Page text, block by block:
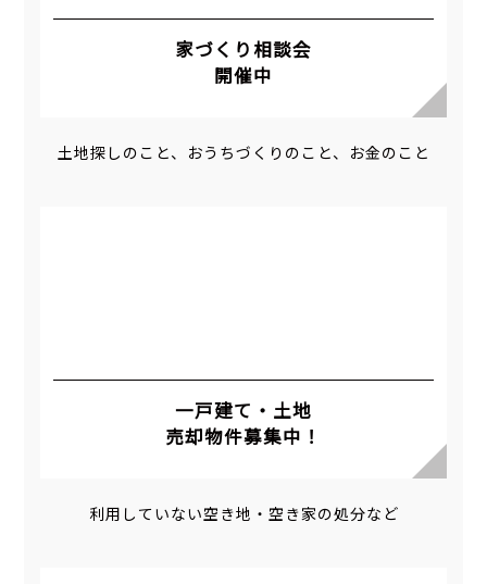
家づくり相談会
開催中
土地探しのこと、おうちづくりのこと、お金のこと
一戸建て・土地
売却物件募集中！
利用していない空き地・空き家の処分など